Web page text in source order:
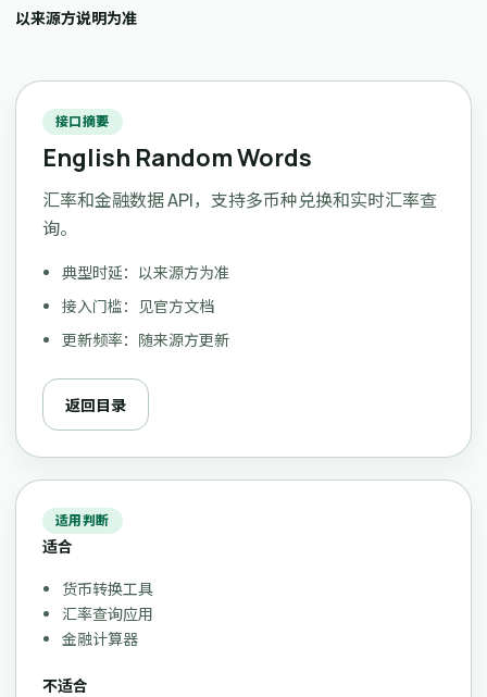
以来源方说明为准
接口摘要
English Random Words
汇率和金融数据 API，支持多币种兑换和实时汇率查
询。
典型时延：以来源方为准
接入门槛：见官方文档
更新频率：随来源方更新
返回目录
适用判断
适合
货币转换工具
汇率查询应用
金融计算器
不适合